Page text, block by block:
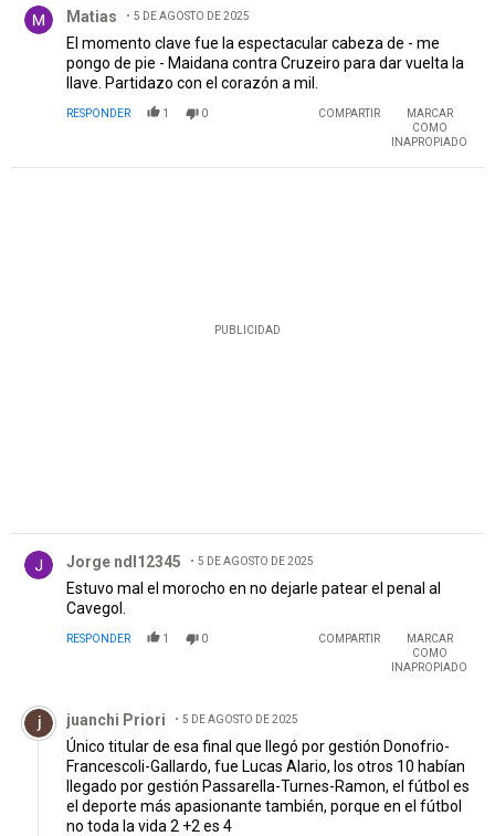
Matias 5 DE AGOSTO DE 2025
El momento clave fue la espectacular cabeza de - me
pongo de pie - Maidana contra Cruzeiro para dar vuelta la
llave. Partidazo con el corazón a mil.
RESPONDER 1 0 COMPARTIR
MARCAR
COMO
INAPROPIADO
PUBLICIDAD
Jorge ndl12345 5 DE AGOSTO DE 2025
Estuvo mal el morocho en no dejarle patear el penal al
Cavegol.
RESPONDER 1 0 COMPARTIR
MARCAR
COMO
INAPROPIADO
Comentario de juanchi Priori.
juanchi Priori 5 DE AGOSTO DE 2025
Único titular de esa final que llegó por gestión Donofrio-
Francescoli-Gallardo, fue Lucas Alario, los otros 10 habían
llegado por gestión Passarella-Turnes-Ramon, el fútbol es
el deporte más apasionante también, porque en el fútbol
no toda la vida 2 +2 es 4